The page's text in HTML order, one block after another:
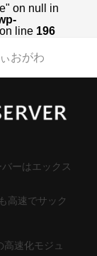
on null in
on line 196
おがわ
ーはエックス
高速でサック
高速化モジュ